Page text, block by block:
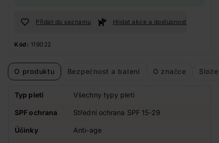
Přidat do seznamu Hlídat akce a dostupnost
Kód: 119022
O produktu Bezpečnost a balení O značce
Typ pleti Všechny typy pleti
SPF ochrana Střední ochrana SPF 15-29
Účinky Anti-age